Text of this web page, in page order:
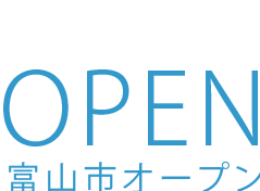
Skip to main content